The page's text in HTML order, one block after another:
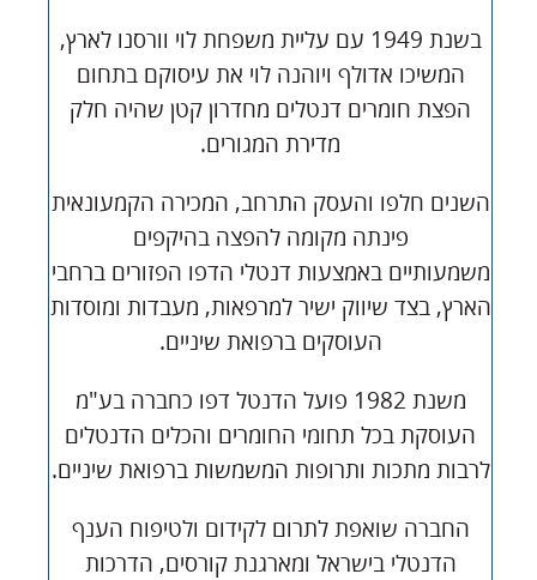
בשנת 1949 עם עליית משפחת לוי וורסנו לארץ,
המשיכו אדולף ויוהנה לוי את עיסוקם בתחום
הפצת חומרים דנטלים מחדרון קטן שהיה חלק
מדירת המגורים.
השנים חלפו והעסק התרחב, המכירה הקמעונאית
פינתה מקומה להפצה בהיקפים
משמעותיים באמצעות דנטלי הדפו הפזורים ברחבי
הארץ, בצד שיווק ישיר למרפאות, מעבדות ומוסדות
העוסקים ברפואת שיניים.
משנת 1982 פועל הדנטל דפו כחברה בע"מ
העוסקת בכל תחומי החומרים והכלים הדנטלים
לרבות מתכות ותרופות המשמשות ברפואת שיניים.
החברה שואפת לתרום לקידום ולטיפוח הענף
הדנטלי בישראל ומארגנת קורסים, הדרכות